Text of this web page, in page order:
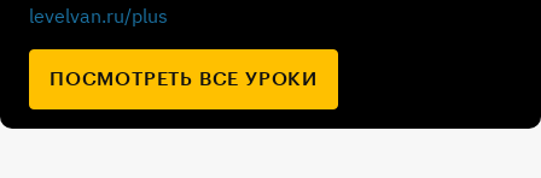
levelvan.ru/plus
ПОСМОТРЕТЬ ВСЕ УРОКИ